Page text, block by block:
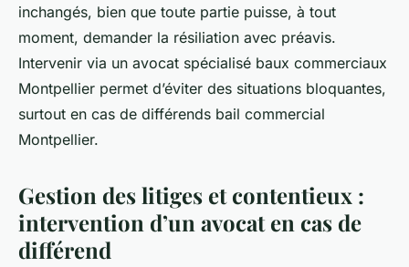
inchangés, bien que toute partie puisse, à tout
moment, demander la résiliation avec préavis.
Intervenir via un avocat spécialisé baux commerciaux
Montpellier permet d’éviter des situations bloquantes,
surtout en cas de différends bail commercial
Montpellier.
Gestion des litiges et contentieux :
intervention d’un avocat en cas de
différend